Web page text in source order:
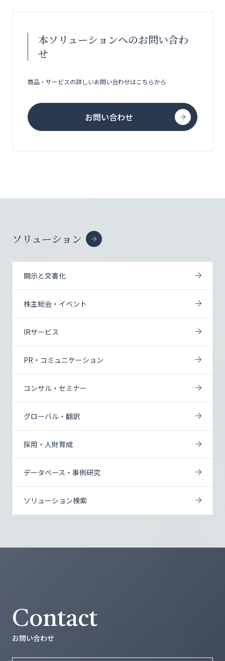
本ソリューションへのお問い合わ
せ
商品・サービスの詳しいお問い合わせはこちらから
お問い合わせ
ソリューション
開示と文書化
株主総会・イベント
IRサービス
PR・コミュニケーション
コンサル・セミナー
グローバル・翻訳
採用・人財育成
データベース・事例研究
ソリューション検索
Contact
お問い合わせ